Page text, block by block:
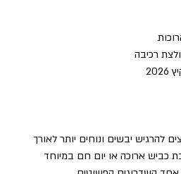
רכיבה
להרגיש יבשים ונוחים יותר לאורך
כביש ארוכה או יום חם במיוחד